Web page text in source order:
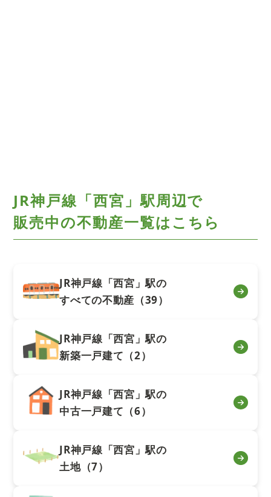
JR神戸線「西宮」駅周辺で
販売中の不動産一覧はこちら
JR神戸線「西宮」駅の
すべての不動産（39）
JR神戸線「西宮」駅の
新築一戸建て（2）
JR神戸線「西宮」駅の
中古一戸建て（6）
JR神戸線「西宮」駅の
土地（7）